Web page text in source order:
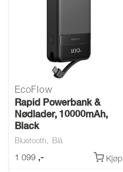
EcoFlow
Rapid Powerbank &
Nødlader, 10000mAh,
Black
Bluetooth Blå
1 099 ,- Kjøp